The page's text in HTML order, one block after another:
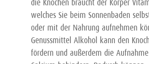
die Knochen braucht der Körper
welches Sie beim Sonnenbaden
oder mit der Nahrung aufnehmen
Genussmittel Alkohol kann den
fördern und außerdem die